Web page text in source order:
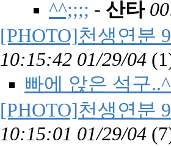
^^;;;; - 산타
[PHOTO]천생연분
10:15:42 01/29/04 (
빠에 앉은 석구
[PHOTO]천생연분
10:15:01 01/29/04 (